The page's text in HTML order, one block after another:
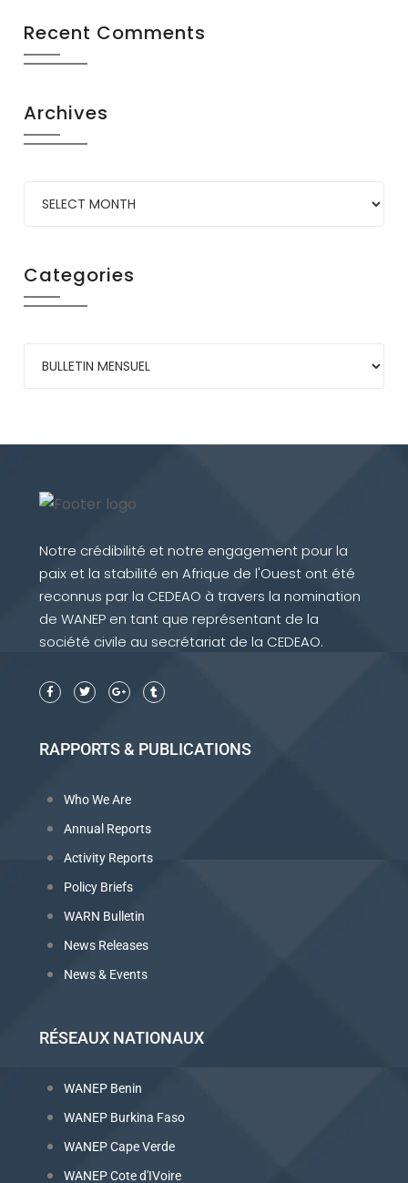
Recent Comments
Archives
Categories
Notre crédibilité et notre engagement pour la
paix et la stabilité en Afrique de l'Ouest ont été
reconnus par la CEDEAO à travers la nomination
de WANEP en tant que représentant de la
société civile au secrétariat de la CEDEAO.
RAPPORTS & PUBLICATIONS
Who We Are
Annual Reports
Activity Reports
Policy Briefs
WARN Bulletin
News Releases
News & Events
RÉSEAUX NATIONAUX
WANEP Benin
WANEP Burkina Faso
WANEP Cape Verde
WANEP Cote d'IVoire